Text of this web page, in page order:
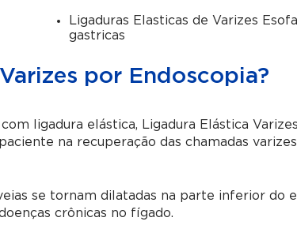
Ligaduras Elasticas de Varizes
gastricas
por Endoscopia?
ligadura elástica, Ligadura Elástica
na recuperação das chamadas
se tornam dilatadas na parte inferior do
crônicas no fígado.